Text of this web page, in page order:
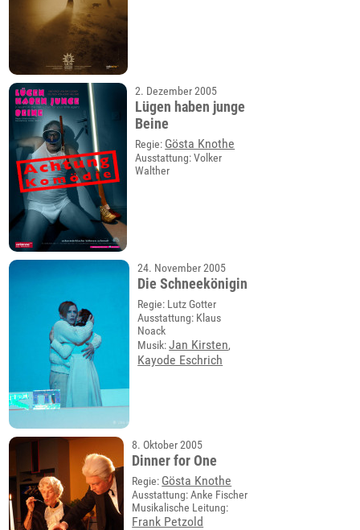
2. Dezember 2005
Lügen haben junge
Beine
Regie: Gösta Knothe
Ausstattung: Volker
Walther
24. November 2005
Die Schneekönigin
Regie: Lutz Gotter
Ausstattung: Klaus
Noack
Musik:Jan Kirsten,
Kayode Eschrich
8. Oktober 2005
Dinner for One
Regie: Gösta Knothe
Ausstattung: Anke Fischer
Musikalische Leitung:
Frank Petzold